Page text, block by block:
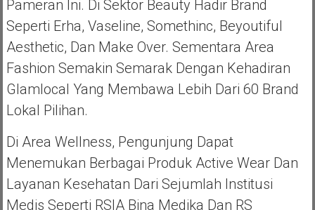
Pameran Ini. Di Sektor Beauty Hadir Brand
Seperti Erha, Vaseline, Somethinc, Beyoutiful
Aesthetic, Dan Make Over. Sementara Area
Fashion Semakin Semarak Dengan Kehadiran
Glamlocal Yang Membawa Lebih Dari 60 Brand
Lokal Pilihan.
Di Area Wellness, Pengunjung Dapat
Menemukan Berbagai Produk Active Wear Dan
Layanan Kesehatan Dari Sejumlah Institusi
Medis Seperti RSIA Bina Medika Dan RS